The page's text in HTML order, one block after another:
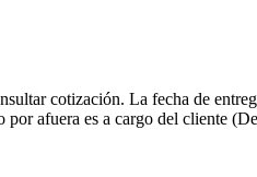
cotización. La fecha de
afuera es a cargo del cliente